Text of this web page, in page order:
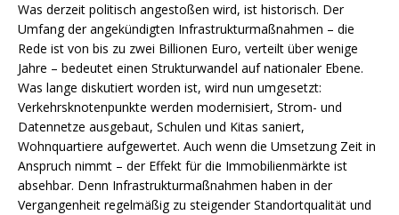
Was derzeit politisch angestoßen wird, ist historisch. Der
Umfang der angekündigten Infrastrukturmaßnahmen – die
Rede ist von bis zu zwei Billionen Euro, verteilt über wenige
Jahre – bedeutet einen Strukturwandel auf nationaler Ebene.
Was lange diskutiert worden ist, wird nun umgesetzt:
Verkehrsknotenpunkte werden modernisiert, Strom- und
Datennetze ausgebaut, Schulen und Kitas saniert,
Wohnquartiere aufgewertet. Auch wenn die Umsetzung Zeit in
Anspruch nimmt – der Effekt für die Immobilienmärkte ist
absehbar. Denn Infrastrukturmaßnahmen haben in der
Vergangenheit regelmäßig zu steigender Standortqualität und